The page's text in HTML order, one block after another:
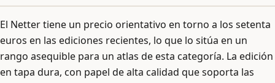
El Netter tiene un precio orientativo en torno a los setenta
euros en las ediciones recientes, lo que lo sitúa en un
rango asequible para un atlas de esta categoría. La edición
en tapa dura, con papel de alta calidad que soporta las